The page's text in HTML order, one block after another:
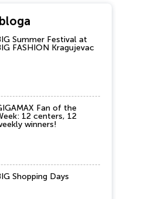
Summer Festival at
FASHION Kragujevac
Fan of the
12 centers, 12
winners!
Shopping Days